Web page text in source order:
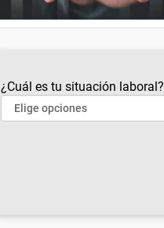
¿Cuál es tu situación laboral?